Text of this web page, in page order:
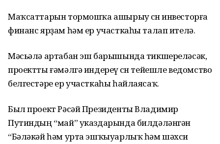
Маҡсаттарын тормошҡа ашырыу өсөн инвесторға
финанс ярҙам һәм ер участкаһы талап ителә.
Мәсьәлә артабан эш барышында тикшереләсәк,
проектты ғәмәлгә индереү өсөн тейешле ведомство
белгестәре ер участкаһы һайлаясаҡ.
Был проект Рәсәй Президенты Владимир
Путиндың “май” указдарында билдәләнгән
“Бәләкәй һәм урта эшҡыуарлыҡ һәм шәхси